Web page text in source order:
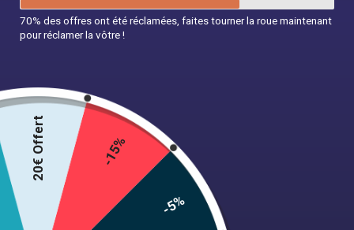
70% des offres ont été réclamées, faites tourner la roue maintenant
pour réclamer la vôtre !
20€ Offert -15%
-5%